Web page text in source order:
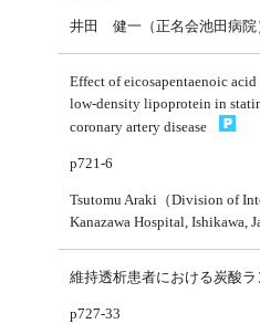
井田 健一（正名会池田病院
Effect of eicosapentaenoic
low-density lipoprotein in
coronary artery disease
p721-6
Tsutomu Araki（Division of
Kanazawa Hospital, Ishikawa,
維持透析患者における炭酸
p727-33